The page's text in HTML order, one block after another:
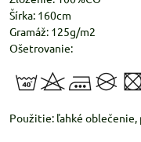
Šírka: 160cm
Gramáž: 125g/m2
Ošetrovanie:
Použitie: ľahké